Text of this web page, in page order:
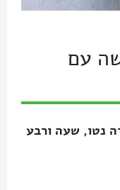
עם
דקות עבודה נטו, שעה ורבע